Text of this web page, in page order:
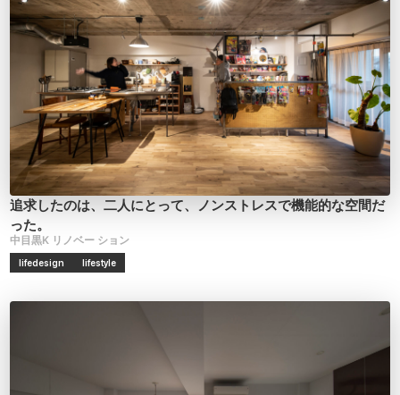
追求したのは、二人にとって、ノンストレスで機能的な空間だ
った。
中目黒K リノベー ション
lifedesign lifestyle